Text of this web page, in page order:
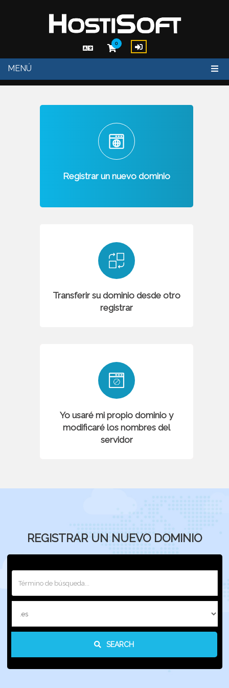
0
MENÚ
Registrar un nuevo dominio
Transferir su dominio desde otro
registrar
Yo usaré mi propio dominio y
modificaré los nombres del
servidor
REGISTRAR UN NUEVO DOMINIO
SEARCH